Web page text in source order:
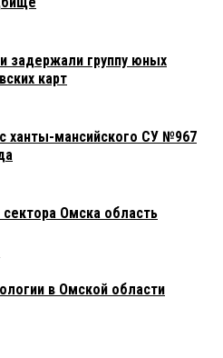
задержали группу юных
карт
ханты-мансийского СУ №967
Омска область
в Омской области